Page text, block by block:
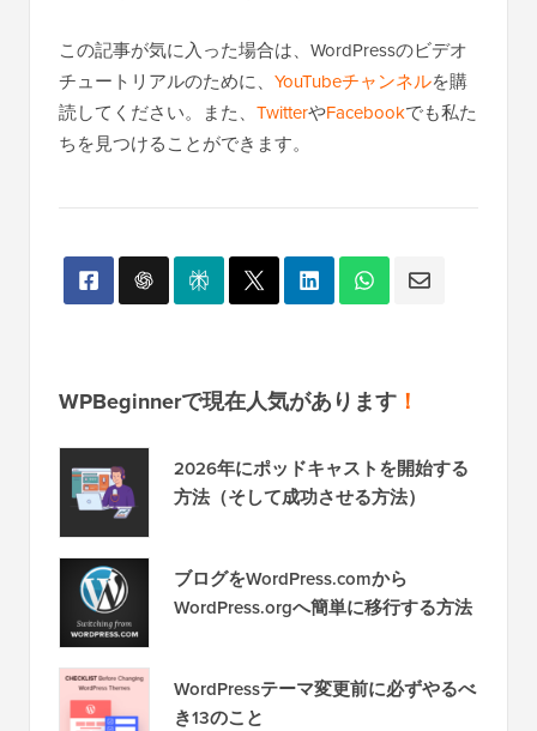
この記事が気に入った場合は、WordPressのビデオ
チュートリアルのために、 YouTubeチャンネルを購
読してください。また、 TwitterやFacebookでも私た
ちを見つけることができます。
WPBeginnerで現在人気があります ！
2026年にポッドキャストを開始する
方法（そして成功させる方法）
ブログをWordPress.comから
WordPress.orgへ簡単に移行する方法
WordPressテーマ変更前に必ずやるべ
き13のこと